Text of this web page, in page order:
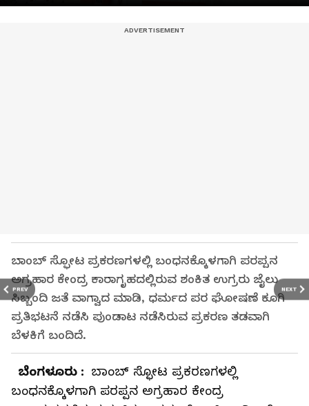
PREV NEXT
ಬಾಂಬ್ ಸ್ಫೋಟ ಪ್ರಕರಣಗಳಲ್ಲಿ ಬಂಧನಕ್ಕೊಳಗಾಗಿ ಪರಪ್ಪನ
ಅಗ್ರಹಾರ ಕೇಂದ್ರ ಕಾರಾಗೃಹದಲ್ಲಿರುವ ಶಂಕಿತ ಉಗ್ರರು ಜೈಲು
ಸಿಬ್ಬಂದಿ ಜತೆ ವಾಗ್ವಾದ ಮಾಡಿ, ಧರ್ಮದ ಪರ ಘೋಷಣೆ ಕೂಗಿ
ಪ್ರತಿಭಟನೆ ನಡೆಸಿ ಪುಂಡಾಟ ನಡೆಸಿರುವ ಪ್ರಕರಣ ತಡವಾಗಿ
ಬೆಳಕಿಗೆ ಬಂದಿದೆ.
ಬೆಂಗಳೂರು : ಬಾಂಬ್ ಸ್ಫೋಟ ಪ್ರಕರಣಗಳಲ್ಲಿ
ಬಂಧನಕ್ಕೊಳಗಾಗಿ ಪರಪ್ಪನ ಅಗ್ರಹಾರ ಕೇಂದ್ರ